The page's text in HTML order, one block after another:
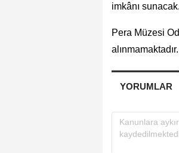
imkânı sunacak.
Pera Müzesi
alınmamaktadır.
YORUMLAR